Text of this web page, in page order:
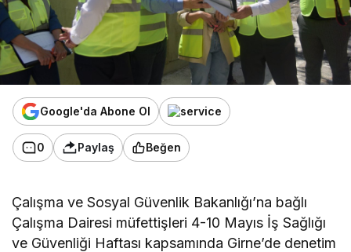
Google'da Abone Ol
0 Paylaş Beğen
Çalışma ve Sosyal Güvenlik Bakanlığı’na bağlı
Çalışma Dairesi müfettişleri 4-10 Mayıs İş Sağlığı
ve Güvenliği Haftası kapsamında Girne’de denetim